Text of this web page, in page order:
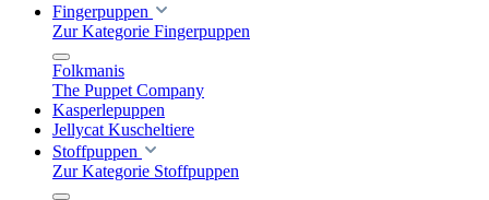
Fingerpuppen
Zur Kategorie Fingerpuppen
Folkmanis
The Puppet Company
Kasperlepuppen
Jellycat Kuscheltiere
Stoffpuppen
Zur Kategorie Stoffpuppen